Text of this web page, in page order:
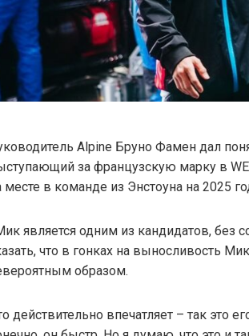
Alpine Бруно Фамен дал
за французскую марку в
месте в команде из Энстоуна на 2025
является одним из кандидатов, без
что в гонках на выносливость
образом.
действительно впечатляет – так это